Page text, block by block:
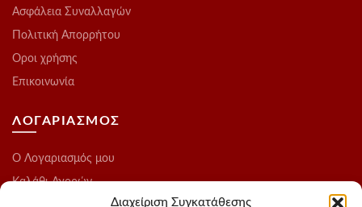
Διαχείριση Συγκατάθεσης
Ασφάλεια Συναλλαγών
Πολιτική Απορρήτου
Οροι χρήσης
Επικοινωνία
ΛΟΓΑΡΙΑΣΜΟΣ
O Λογαριασμός μου
Καλάθι Αγορών